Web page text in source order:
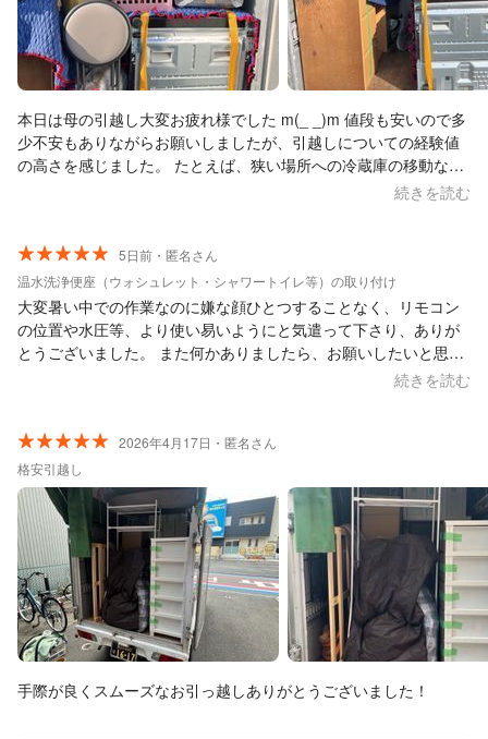
本日は母の引越し大変お疲れ様でした m(_ _)m 値段も安いので多
少不安もありながらお願いしましたが、引越しについての経験値
の高さを感じました。 たとえば、狭い場所への冷蔵庫の移動など
私たちでは入らない、通らないなどの空間的な判断は的確ですご
付いてるので雨でも安心です。 1人、2人暮らしの方は1回で運べ
るかと思います。 参考に荷台に荷物を載せた写真を添付します。
冷蔵庫は４人家族で使うサイズです。 本日はありがとうございま
した。
続きを読む
5日前・匿名さん
温水洗浄便座（ウォシュレット・シャワートイレ等）の取り付け
大変暑い中での作業なのに嫌な顔ひとつすることなく、リモコン
の位置や水圧等、より使い易いようにと気遣って下さり、ありが
とうございました。 また何かありましたら、お願いしたいと思い
続きを読む
2026年4月17日・匿名さん
格安引越し
手際が良くスムーズなお引っ越しありがとうございました！